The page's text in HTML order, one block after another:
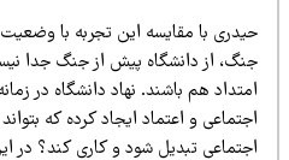
با مقایسه این تجربه با وضعیت
از دانشگاه پیش از جنگ جدا نیست.
هم باشند. نهاد دانشگاه در زمانه
و اعتماد ایجاد کرده که بتواند در
تبدیل شود و کاری کند؟ در